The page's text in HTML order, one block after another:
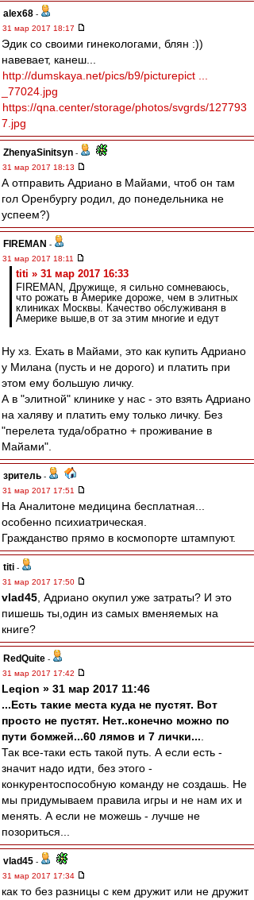
alex68 -
31 мар 2017 18:17
Эдик со своими гинекологами, блян :))
навевает, канеш...
http://dumskaya.net/pics/b9/picturepict ...
_77024.jpg
https://qna.center/storage/photos/svgrds/127793
7.jpg
ZhenyaSinitsyn -
31 мар 2017 18:13
А отправить Адриано в Майами, чтоб он там
гол Оренбургу родил, до понедельника не
успеем?)
FIREMAN -
31 мар 2017 18:11
titi » 31 мар 2017 16:33
FIREMAN, Дружище, я сильно сомневаюсь,
что рожать в Америке дороже, чем в элитных
клиниках Москвы. Качество обслуживаня в
Америке выше,в от за этим многие и едут
Ну хз. Ехать в Майами, это как купить Адриано
у Милана (пусть и не дорого) и платить при
этом ему большую личку.
А в "элитной" клинике у нас - это взять Адриано
на халяву и платить ему только личку. Без
"перелета туда/обратно + проживание в
Майами".
зpитель -
31 мар 2017 17:51
На Аналитоне медицина бесплатная...
особенно психиатрическая.
Гражданство прямо в космопорте штампуют.
titi -
31 мар 2017 17:50
vlad45 , Адриано окупил уже затраты? И это
пишешь ты,один из самых вменяемых на
книге?
RedQuite -
31 мар 2017 17:42
Leqion » 31 мар 2017 11:46
...Есть такие места куда не пустят. Вот
просто не пустят. Нет..конечно можно по
пути бомжей...60 лямов и 7 лички...
Так все-таки есть такой путь. А если есть -
значит надо идти, без этого -
конкурентоспособную команду не создашь. Не
мы придумываем правила игры и не нам их и
менять. А если не можешь - лучше не
позориться...
vlad45 -
31 мар 2017 17:34
как то без разницы с кем дружит или не дружит